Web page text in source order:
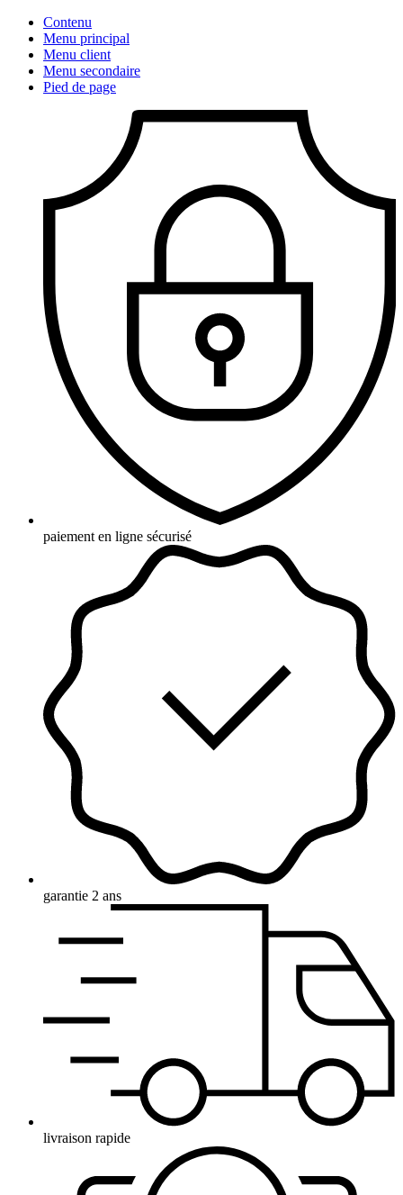
Contenu
Menu principal
Menu client
Menu secondaire
Pied de page
paiement en ligne sécurisé
garantie 2 ans
livraison rapide